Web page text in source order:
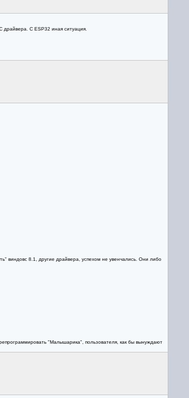
драйвера. С ESP32 иная ситуация.
виндовс 8.1, другие драйвера, успехом не увенчались. Они либо
"Малышарика", пользователя, как бы вынуждают